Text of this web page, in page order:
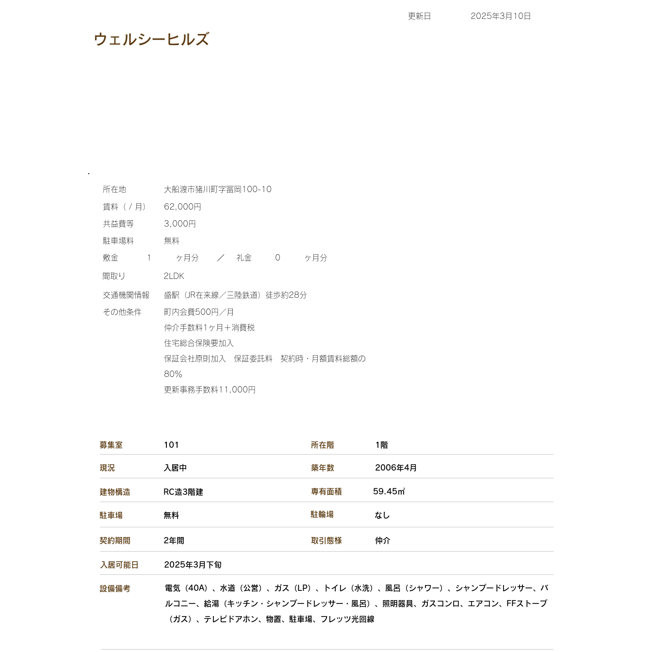
更新日 2025年3月10日
ウェルシーヒルズ
所在地 大船渡市猪川町字冨岡100-10
​賃料（ / 月） 62,000円
​共益費等 3,000円
​駐車場料 無料
​敷金 1 ヶ月分 ／ ​礼金 0 ヶ月分
間取り 2LDK
交通機関情報 盛駅（JR在来線／三陸鉄道）徒歩約28分
その他条件
町内会費500円／月
仲介手数料1ヶ月＋消費税
住宅総合保険要加入
保証会社原則加入 保証委託料 契約時・月額賃料総額の
80％
更新事務手数料11,000円
​募集室 101 ​所在階 1階
​現況 入居中 ​築年数 2006年4月
​建物構造 RC造3階建 ​専有面積 59.45㎡
駐車場 無料 ​駐輪場 なし
​契約期間 2年間 ​取引態様 仲介
​入居可能日 2025年3月下旬
設備備考
電気（40A）、水道（公営）、ガス（LP）、トイレ（水洗）、風呂（シャワー）、シャンプードレッサー、バ
ルコニー、給湯（キッチン・シャンプードレッサー・風呂）、照明器具、ガスコンロ、エアコン、FFストーブ
（ガス）、テレビドアホン、物置、駐車場、フレッツ光回線